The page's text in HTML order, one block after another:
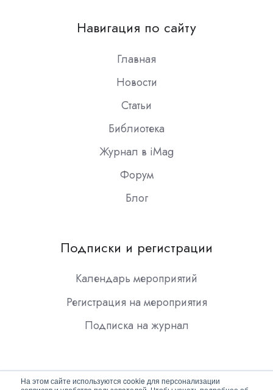
На этом сайте используются cookie для персонализации
Slack
Навигация по сайту
Главная
Новости
Статьи
Библиотека
Журнал в iMag
Форум
Блог
Подписки и регистрации
Календарь мероприятий
Регистрация на мероприятия
Подписка на журнал